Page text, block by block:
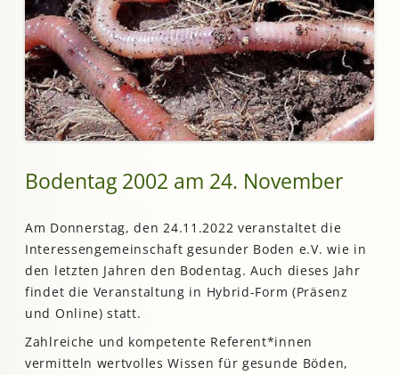
Bodentag 2002 am 24. November
Am Donnerstag, den 24.11.2022 veranstaltet die
Interessengemeinschaft gesunder Boden e.V. wie in
den letzten Jahren den Bodentag. Auch dieses Jahr
findet die Veranstaltung in Hybrid-Form (Präsenz
und Online) statt.
Zahlreiche und kompetente Referent*innen
vermitteln wertvolles Wissen für gesunde Böden,